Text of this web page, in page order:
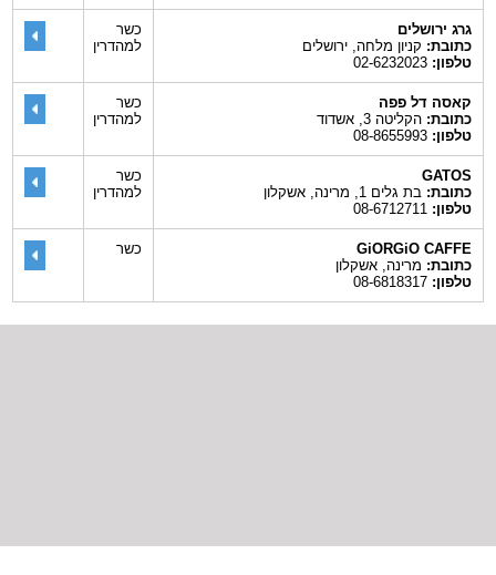
גרג ירושלים
כתובת:קניון מלחה, ירושלים
טלפון:02-6232023
כשר
למהדרין
קאסה דל פפה
כתובת:הקליטה 3, אשדוד
טלפון:08-8655993
כשר
למהדרין
GATOS
כתובת:בת גלים 1, מרינה, אשקלון
טלפון:08-6712711
כשר
למהדרין
GiORGiO CAFFE
כתובת:מרינה, אשקלון
טלפון:08-6818317
כשר